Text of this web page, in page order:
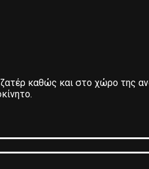
καθώς και στο χώρο της